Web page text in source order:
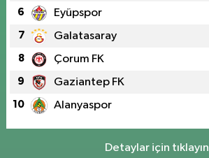
6 Eyüpspor
7 Galatasaray
8 Çorum FK
9 Gaziantep FK
10 Alanyaspor
Detaylar için tıklayın